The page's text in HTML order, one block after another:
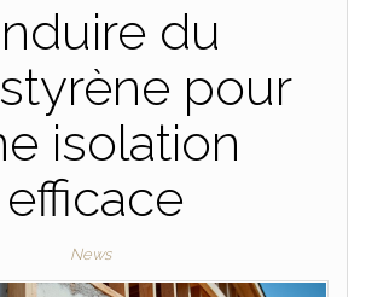
du
pour
isolation
efficace
News